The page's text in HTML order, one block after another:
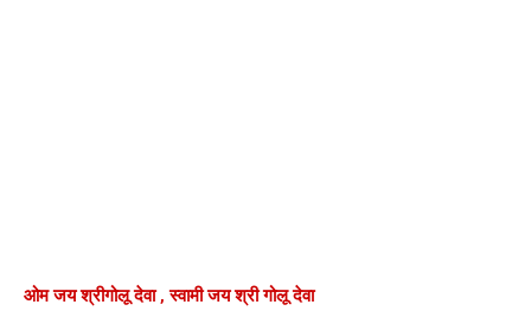
ओम जय श्रीगोलू देवा , स्वामी जय श्री गोलू देवा